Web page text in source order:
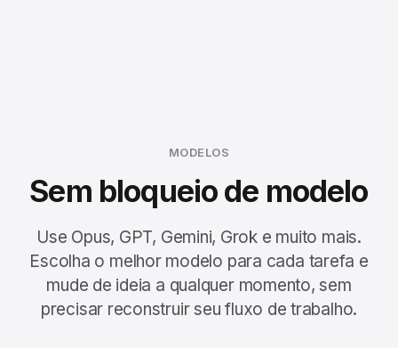
MODELOS
Sem bloqueio de modelo
Use Opus, GPT, Gemini, Grok e muito mais.
Escolha o melhor modelo para cada tarefa e
mude de ideia a qualquer momento, sem
precisar reconstruir seu fluxo de trabalho.